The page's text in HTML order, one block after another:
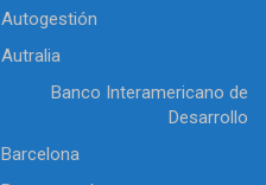
Autogestión
Autralia
Banco Interamericano de
Desarrollo
Barcelona